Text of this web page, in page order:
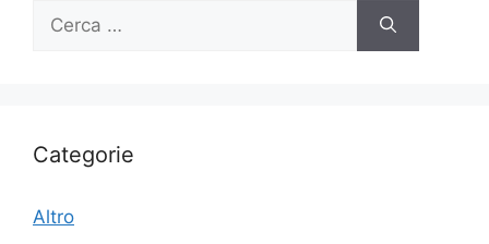
Ricerca
Categorie
Altro